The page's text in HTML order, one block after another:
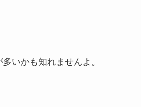
いかも知れませんよ。